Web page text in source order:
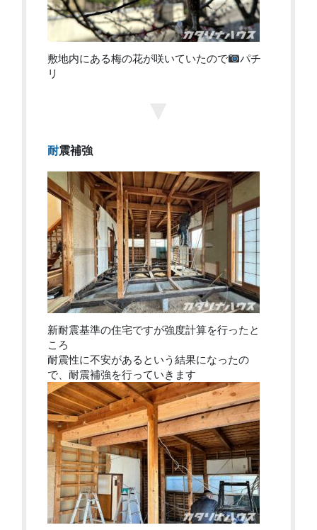
敷地内にある梅の花が咲いていたので
パチ
リ
耐震補強
新耐震基準の住宅ですが強度計算を行ったと
ころ
耐震性に不安があるという結果になったの
で、耐震補強を行っていきます